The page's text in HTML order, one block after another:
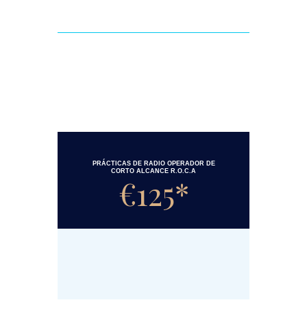
PRÁCTICAS DE RADIO OPERADOR DE
CORTO ALCANCE R.O.C.A
€125*